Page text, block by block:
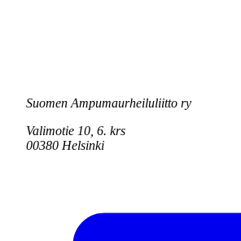
Suomen Ampumaurheiluliitto ry
Valimotie 10, 6. krs
00380 Helsinki